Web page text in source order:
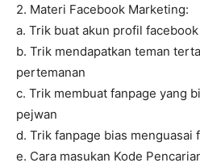
2. Materi Facebook Marketing:
a. Trik buat akun profil
b. Trik mendapatkan teman
pertemanan
c. Trik membuat fanpage yang
pejwan
d. Trik fanpage bias menguasai
e. Cara masukan Kode